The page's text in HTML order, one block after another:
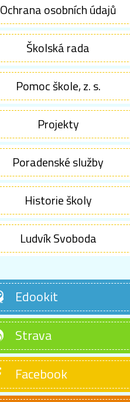
Ochrana osobních údajů
Školská rada
Pomoc škole, z. s.
Projekty
Poradenské služby
Historie školy
Ludvík Svoboda
Edookit
Strava
Facebook